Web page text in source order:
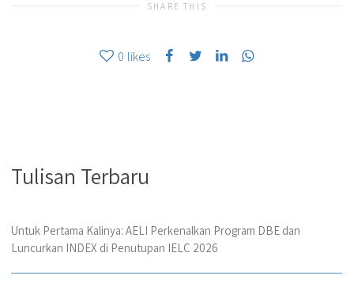
SHARE THIS
0 likes
Tulisan Terbaru
Untuk Pertama Kalinya: AELI Perkenalkan Program DBE dan
Luncurkan INDEX di Penutupan IELC 2026